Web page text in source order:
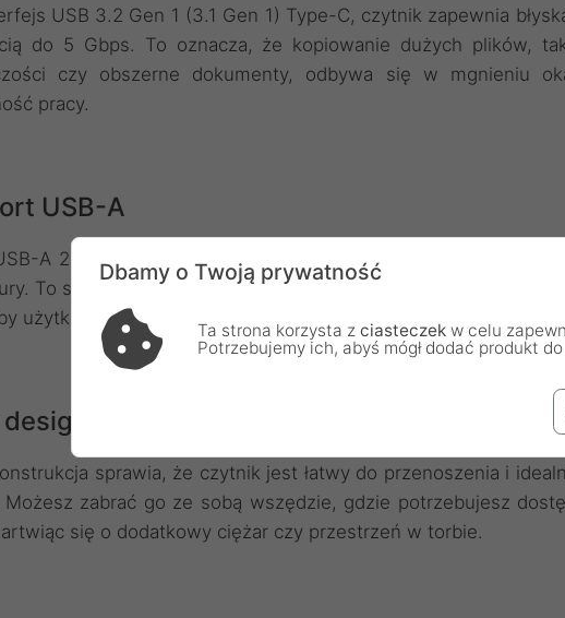
USB 3.2 Gen 1 (3.1 Gen 1) Type-C, czytnik zapewnia
do 5 Gbps. To oznacza, że kopiowanie dużych plików,
czy obszerne dokumenty, odbywa się w mgnieniu
pracy.
USB-A
A 2.0 pozwala na podłączenie dodatkowych urządzeń,
To sprawia, że czytnik staje się wszechstronnym
użytkownika.
sprawia, że czytnik jest łatwy do przenoszenia i
zabrać go ze sobą wszędzie, gdzie potrzebujesz
się o dodatkowy ciężar czy przestrzeń w torbie.
Dbamy o Twoją prywatność
Ta strona korzysta z ciasteczek w celu
Potrzebujemy ich, abyś mógł dodać produkt